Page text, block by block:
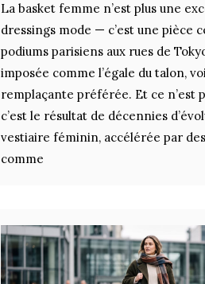
La basket femme n’est plus une
dressings mode — c’est une pièce
podiums parisiens aux rues de
imposée comme l’égale du talon,
remplaçante préférée. Et ce n’est
c’est le résultat de décennies
vestiaire féminin, accélérée par
comme